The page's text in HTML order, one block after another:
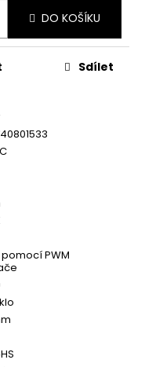
DO KOŠÍKU
PWM
Sdílet